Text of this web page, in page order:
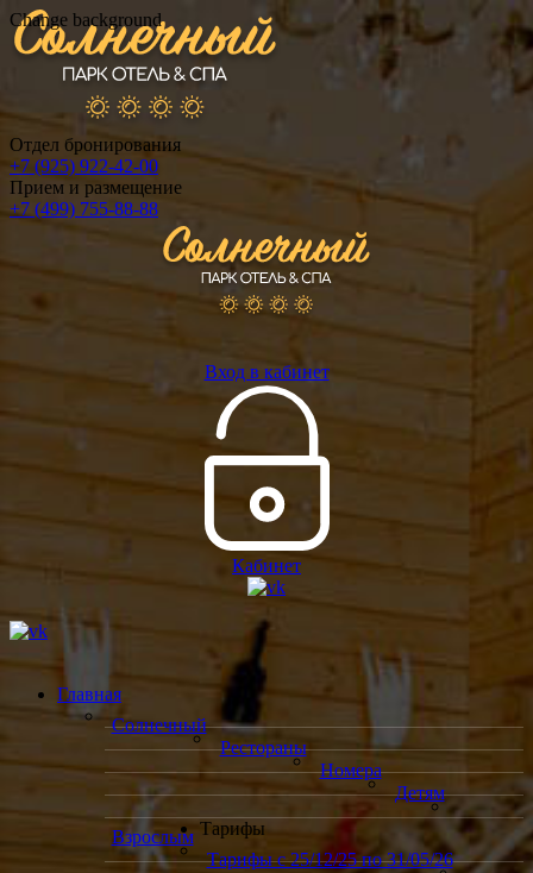
Change background
Отдел бронирования
+7 (925) 922-42-00
Прием и размещение
+7 (499) 755-88-88
Вход в кабинет
Кабинет
Главная
Солнечный
Рестораны
Номера
Детям
Взрослым Тарифы
Тарифы с 25/12/25 по 31/05/26